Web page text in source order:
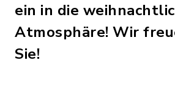
ein in die
Atmosphäre! Wir
Sie!